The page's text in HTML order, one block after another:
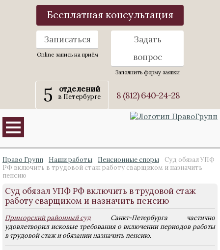
Бесплатная консультация
Записаться
Online запись на приём
Задать
вопрос
Заполнить форму заявки
5 отделений
в Петербурге 8 (812) 640-24-28
Право Групп Наши работы Пенсионные споры
Суд обязал УПФ
РФ включить в трудовой стаж работу сварщиком и назначить
пенсию
Суд обязал УПФ РФ включить в трудовой стаж
работу сварщиком и назначить пенсию
Приморский районный суд Санкт-Петербурга частично
удовлетворил исковые требования о включении периодов работы
в трудовой стаж и обязании назначить пенсию.